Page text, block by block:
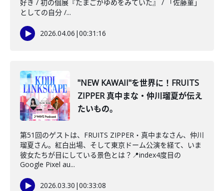
好き / 初の個展『たまごがゆめをみていた』 / 「佐藤菫」
としての自分 /...
2026.04.06 |00:31:16
"NEW KAWAII"を世界に！FRUITS
ZIPPER 真中まな・仲川瑠夏が伝え
たいもの。
第51回のゲストは、FRUITS ZIPPER・真中まなさん、仲川
瑠夏さん。紅白出場、そして東京ドーム公演を経て、いま
彼女たちが目にしている景色とは？📍index4度目の
Google Pixel au...
2026.03.30 |00:33:08